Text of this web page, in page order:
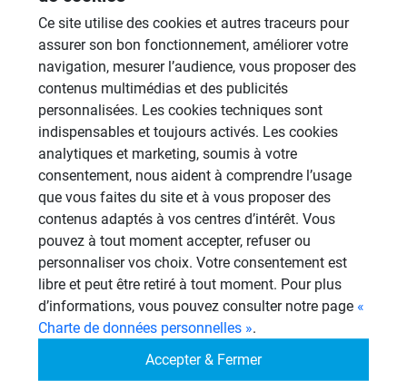
colle flex de weber ?
Merci pour toutes vos réponses
Fabien M
CO
Coach
06/11/2008 à 08h11
Re
Si je lis bien votre réponse à Lapinou
bricoleur, pour fixer des panneaux wedi sur
des murs (ou cloisons) déjà peintes je dois
les fixer avec des chevilles. Faut-il des vis
Ce site utilise des cookies et autres traceurs pour
assurer son bon fonctionnement, améliorer votre
navigation, mesurer l’audience, vous proposer des
contenus multimédias et des publicités
personnalisées. Les cookies techniques sont
indispensables et toujours activés. Les cookies
analytiques et marketing, soumis à votre
consentement, nous aident à comprendre l’usage
que vous faites du site et à vous proposer des
contenus adaptés à vos centres d’intérêt. Vous
pouvez à tout moment accepter, refuser ou
personnaliser vos choix. Votre consentement est
libre et peut être retiré à tout moment. Pour plus
d’informations, vous pouvez consulter notre page «
Charte de données personnelles ».
Accepter & Fermer